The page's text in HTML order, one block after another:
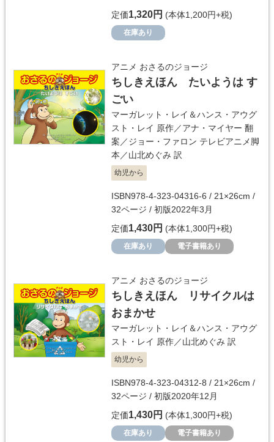
定価1,320円 (本体1,200円+税)
在庫あり
アニメ おさるのジョージ
ちしきえほん たいようは す
ごい
マーガレット・レイ＆ハンス・アウグ
スト・レイ 原作／アナ・マイヤー 翻
案／ジョー・ファロン テレビアニメ脚
本／山北めぐみ 訳
幼児から
ISBN978-4-323-04316-6 / 21×26cm /
32ページ / 初版2022年3月
定価1,430円 (本体1,300円+税)
在庫あり 電子書籍あり
アニメ おさるのジョージ
ちしきえほん リサイクルは
おまかせ
マーガレット・レイ＆ハンス・アウグ
スト・レイ 原作／山北めぐみ 訳
幼児から
ISBN978-4-323-04312-8 / 21×26cm /
32ページ / 初版2020年12月
定価1,430円 (本体1,300円+税)
在庫あり 電子書籍あり